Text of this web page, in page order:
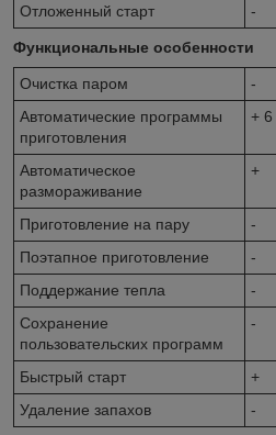
Отложенный старт
-
Функциональные особенности
Очистка паром
-
Автоматические программы
приготовления
+ 6
Автоматическое
размораживание
+
Приготовление на пару
-
Поэтапное приготовление
-
Поддержание тепла
-
Сохранение
пользовательских программ
-
Быстрый старт
+
Удаление запахов
-